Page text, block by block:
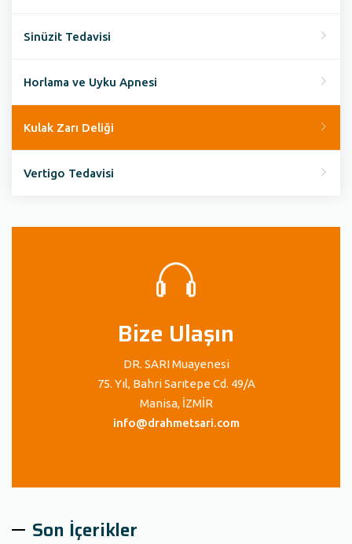
Sinüzit Tedavisi
Horlama ve Uyku Apnesi
Kulak Zarı Deliği
Vertigo Tedavisi
Bize Ulaşın
DR. SARI Muayenesi
75. Yıl, Bahri Sarıtepe Cd. 49/A
Manisa, İZMİR
info@drahmetsari.com
Son İçerikler